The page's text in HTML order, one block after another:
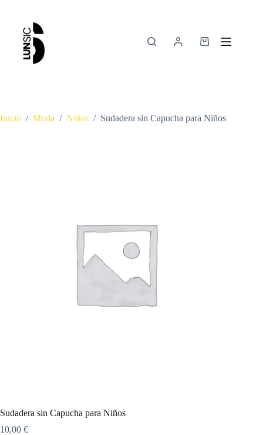
Inicio / Moda / Niños / Sudadera sin Capucha para Niños
Sudadera sin Capucha para Niños
10,00 €